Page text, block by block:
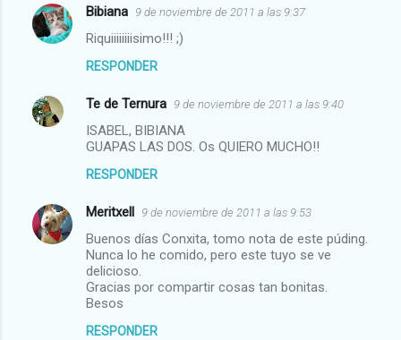
Bibiana 9 de noviembre de 2011 a las 9:37
Riquiiiiiiiisimo!!! ;)
RESPONDER
Te de Ternura 9 de noviembre de 2011 a las 9:40
ISABEL, BIBIANA
GUAPAS LAS DOS. Os QUIERO MUCHO!!
RESPONDER
Meritxell 9 de noviembre de 2011 a las 9:53
Buenos días Conxita, tomo nota de este púding.
Nunca lo he comido, pero este tuyo se ve
delicioso.
Gracias por compartir cosas tan bonitas.
Besos
RESPONDER